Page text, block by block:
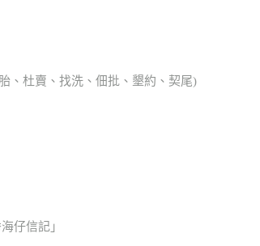
、杜賣、找洗、佃批、墾約、契尾)
仔信記」